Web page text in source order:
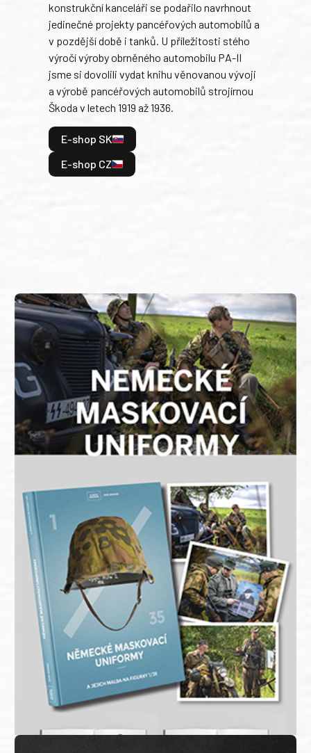
konstrukční kanceláři se podařilo navrhnout
jedinečné projekty pancéřových automobilů a
v pozdější době i tanků. U příležitosti stého
výročí výroby obrněného automobilu PA-II
jsme si dovolili vydat knihu věnovanou vývoji
a výrobě pancéřových automobilů strojírnou
Škoda v letech 1919 až 1936.
E-shop SK
E-shop CZ